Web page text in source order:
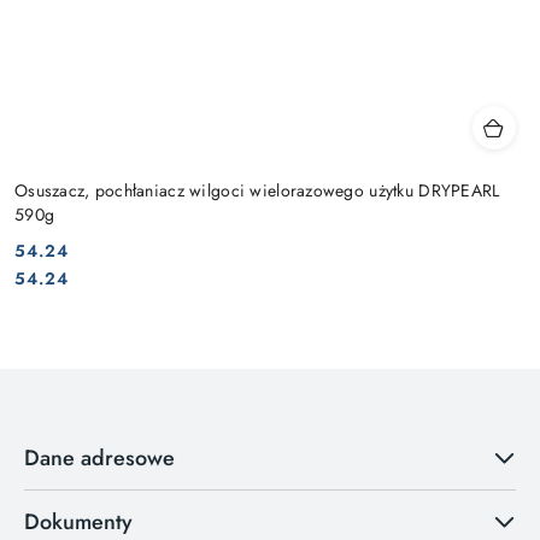
Osuszacz, pochłaniacz wilgoci wielorazowego użytku DRYPEARL
590g
Cena:
54.24
Cena:
54.24
Dane adresowe
Dokumenty